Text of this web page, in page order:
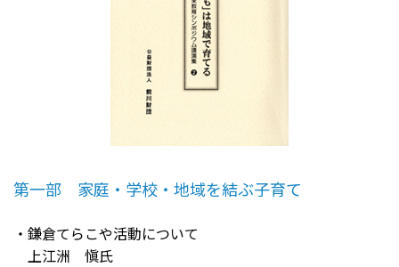
第一部 家庭・学校・地域を結ぶ子育て
・鎌倉てらこや活動について
上江洲 愼氏